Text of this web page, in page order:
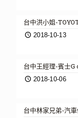
台中洪小姐-
2018-10-13
台中王經理-賓士
2018-10-06
台中林家兄弟-汽